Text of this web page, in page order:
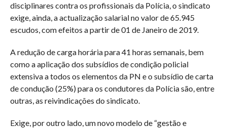
disciplinares contra os profissionais da Polícia, o sindicato
exige, ainda, a actualização salarial no valor de 65.945
escudos, com efeitos a partir de 01 de Janeiro de 2019.
A redução de carga horária para 41 horas semanais, bem
como a aplicação dos subsídios de condição policial
extensiva a todos os elementos da PN e o subsídio de carta
de condução (25%) para os condutores da Polícia são, entre
outras, as reivindicações do sindicato.
Exige, por outro lado, um novo modelo de “gestão e